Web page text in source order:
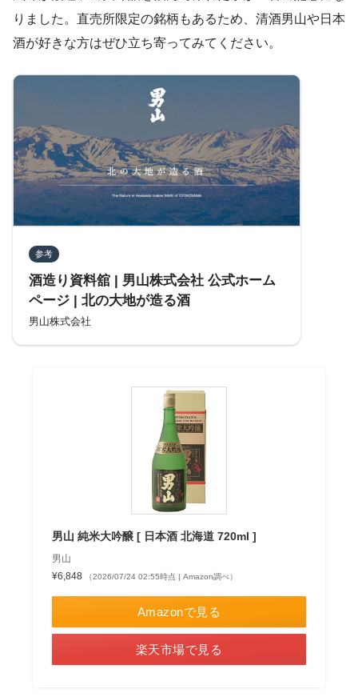
りました。直売所限定の銘柄もあるため、清酒男山や日本
酒が好きな方はぜひ立ち寄ってみてください。
参考
酒造り資料舘 | 男山株式会社 公式ホーム
ページ | 北の大地が造る酒
男山株式会社
男山 純米大吟醸 [ 日本酒 北海道 720ml ]
男山
¥6,848
（2026/07/24 02:55時点 | Amazon調べ）
Amazonで見る
楽天市場で見る